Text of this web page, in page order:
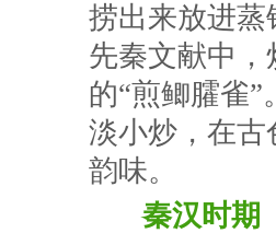
捞出来放进
先秦文献中，
的“煎鲫臛雀
淡小炒，在
韵味。
秦汉时期